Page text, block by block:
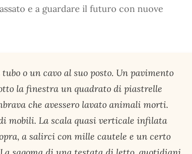
e a guardare il futuro con nuove
o un cavo al suo posto. Un pavimento
la finestra un quadrato di piastrelle
che avessero lavato animali morti.
mobili. La scala quasi verticale infilata
a salirci con mille cautele e un certo